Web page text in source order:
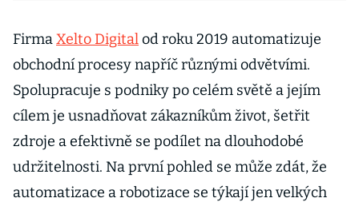
FirmaXelto Digitalod roku 2019 automatizuje
obchodní procesy napříč různými odvětvími.
Spolupracuje s podniky po celém světě a jejím
cílem je usnadňovat zákazníkům život, šetřit
zdroje a efektivně se podílet na dlouhodobé
udržitelnosti. Na první pohled se může zdát, že
automatizace a robotizace se týkají jen velkých